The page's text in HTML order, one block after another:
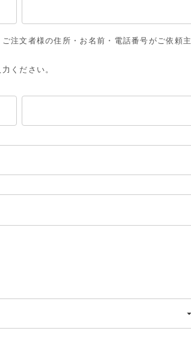
注文者様の住所・お名前・電話番号がご依頼主
ください。